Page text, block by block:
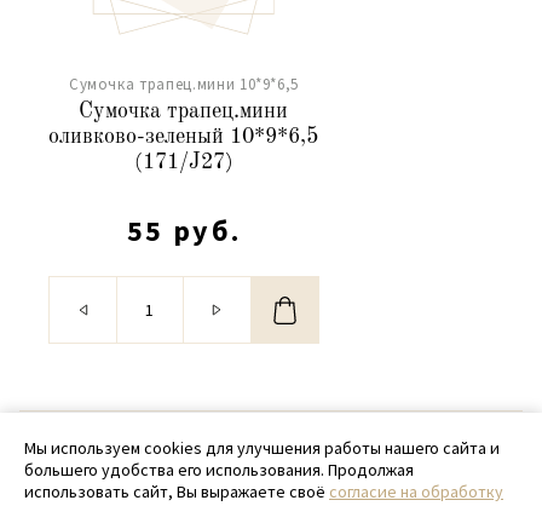
Сумочка трапец.мини 10*9*6,5
Сумочка трапец.мини
оливково-зеленый 10*9*6,5
(171/J27)
55 руб.
© 2020 - 2026 SamPack
+ 7 (918) 699-97-87
Мы используем cookies для улучшения работы нашего сайта и
большего удобства его использования. Продолжая
использовать сайт, Вы выражаете своё согласие на обработку